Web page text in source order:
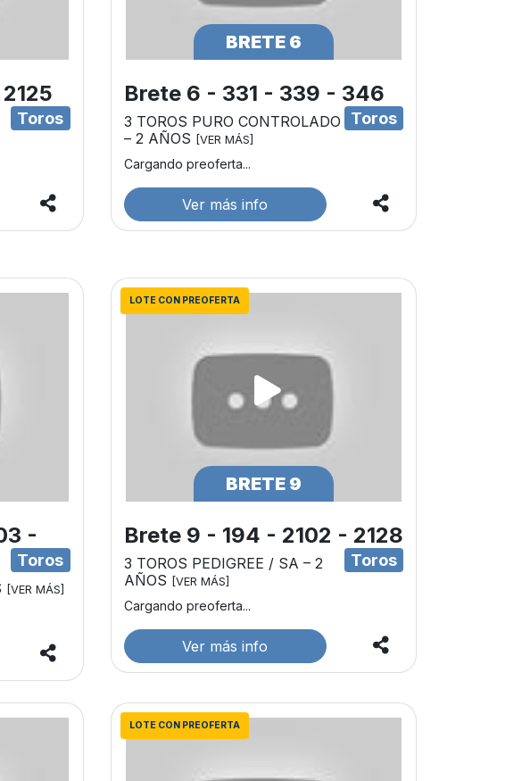
Toros
BRETE 6
Brete 6 - 331 - 339 - 346
Toros
3 TOROS PURO CONTROLADO
– 2 AÑOS
[VER MÁS]
Cargando preoferta...
Ver más info
-
Toros
[VER MÁS]
LOTE CON PREOFERTA
BRETE 9
Brete 9 - 194 - 2102 - 2128
Toros
3 TOROS PEDIGREE / SA – 2
AÑOS
[VER MÁS]
Cargando preoferta...
Ver más info
LOTE CON PREOFERTA